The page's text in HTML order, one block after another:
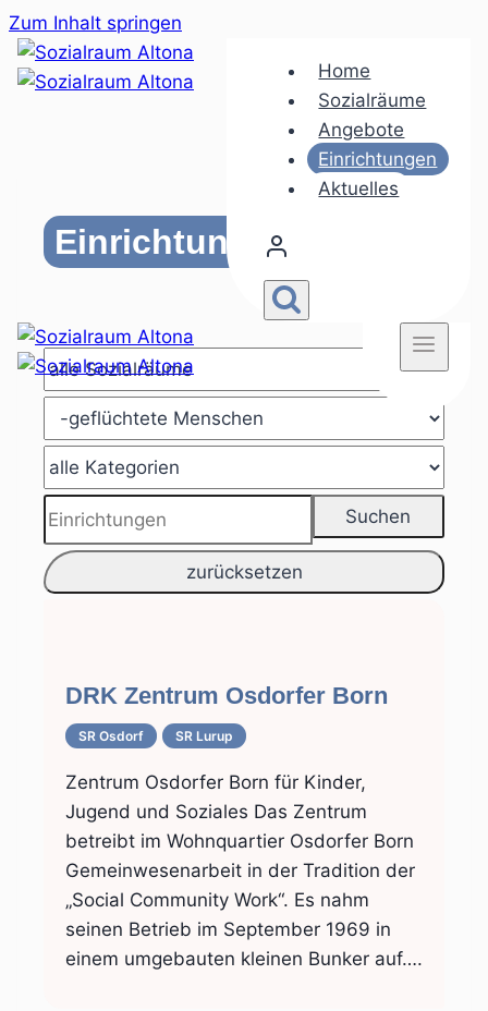
Zum Inhalt springen
Home
Sozialräume
Angebote
Einrichtungen
Aktuelles
Einrichtungen
DRK Zentrum Osdorfer Born
SR Osdorf SR Lurup
Zentrum Osdorfer Born für Kinder,
Jugend und Soziales Das Zentrum
betreibt im Wohnquartier Osdorfer Born
Gemeinwesenarbeit in der Tradition der
„Social Community Work“. Es nahm
seinen Betrieb im September 1969 in
einem umgebauten kleinen Bunker auf….